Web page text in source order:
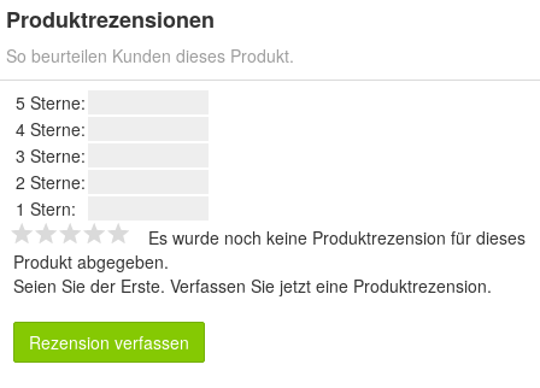
Produktrezensionen
So beurteilen Kunden dieses Produkt.
5 Sterne:
4 Sterne:
3 Sterne:
2 Sterne:
1 Stern:
Es wurde noch keine Produktrezension für dieses
Produkt abgegeben.
Seien Sie der Erste. Verfassen Sie jetzt eine Produktrezension.
Rezension verfassen